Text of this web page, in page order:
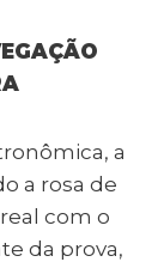
a
a rosa de
com o
da prova,